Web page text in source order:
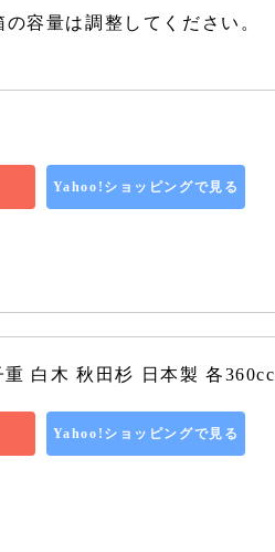
容量は調整してください。
Yahoo!ショッピングで見る
白木 秋田杉 日本製 各360cc
Yahoo!ショッピングで見る